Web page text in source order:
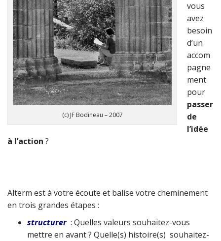
(c) JF Bodineau – 2007
vous
avez
besoin
d’un
accom
pagne
ment
pour
passer
de
l’idée
à l’action ?
Alterm est à votre écoute et balise votre cheminement
en trois grandes étapes :
structurer: Quelles valeurs souhaitez-vous
mettre en avant ? Quelle(s) histoire(s) souhaitez-